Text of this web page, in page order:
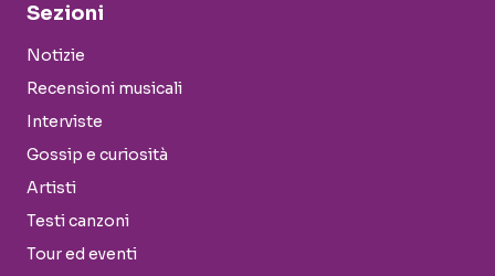
Sezioni
Notizie
Recensioni musicali
Interviste
Gossip e curiosità
Artisti
Testi canzoni
Tour ed eventi